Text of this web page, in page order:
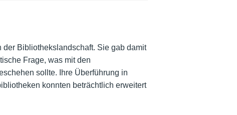
Bibliothekslandschaft. Sie gab damit
Frage, was mit den
sollte. Ihre Überführung in
konnten beträchtlich erweitert